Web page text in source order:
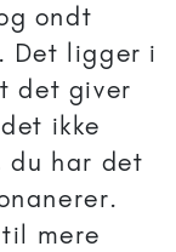
ondt
Det ligger i
det giver
ikke
du har det
mere